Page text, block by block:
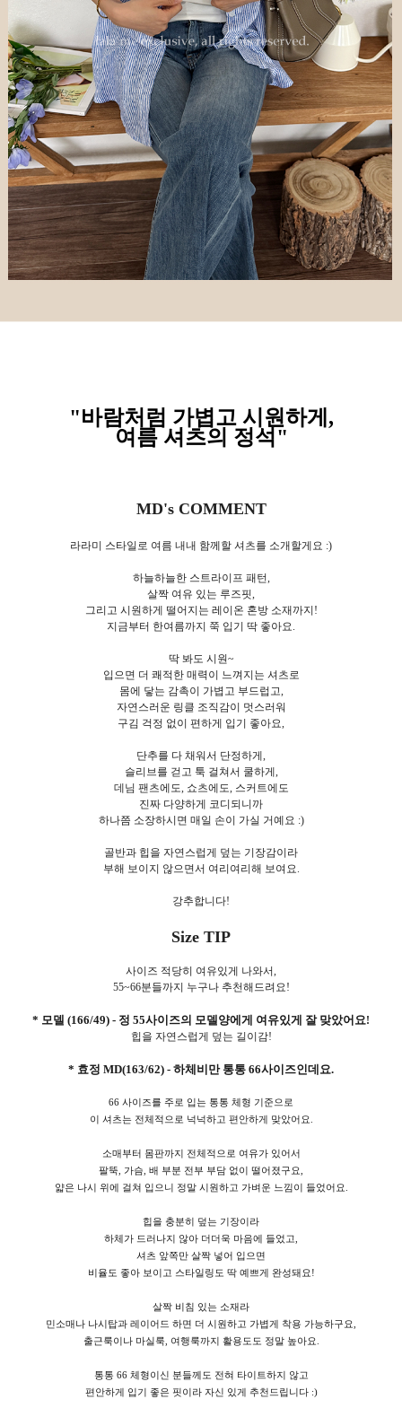
"바람처럼 가볍고 시원하게,
여름 셔츠의 정석 "
MD's COMMENT
라라미 스타일로 여름 내내 함께할 셔츠를 소개할게요 :)
하늘하늘한 스트라이프 패턴,
살짝 여유 있는 루즈핏,
그리고 시원하게 떨어지는 레이온 혼방 소재까지!
지금부터 한여름까지 쭉 입기 딱 좋아요.
딱 봐도 시원~
입으면 더 쾌적한 매력이 느껴지는 셔츠로
몸에 닿는 감촉이 가볍고 부드럽고,
자연스러운 링클 조직감이 멋스러워
구김 걱정 없이 편하게 입기 좋아요,
단추를 다 채워서 단정하게,
슬리브를 걷고 툭 걸쳐서 쿨하게,
데님 팬츠에도, 쇼츠에도, 스커트에도
진짜 다양하게 코디되니까
하나쯤 소장하시면 매일 손이 가실 거예요 :)
골반과 힙을 자연스럽게 덮는 기장감이라
부해 보이지 않으면서 여리여리해 보여요.
강추합니다!
Size TIP
사이즈 적당히 여유있게 나와서,
55~66분들까지 누구나 추천해드려요!
* 모델 (166/49) - 정 55사이즈의 모델양에게 여유있게 잘 맞았어요!
힙을 자연스럽게 덮는 길이감!
* 효정 MD(163/62) - 하체비만 통통 66사이즈인데요.
66 사이즈를 주로 입는 통통 체형 기준으로
이 셔츠는 전체적으로 넉넉하고 편안하게 맞았어요.
소매부터 몸판까지 전체적으로 여유가 있어서
팔뚝, 가슴, 배 부분 전부 부담 없이 떨어졌구요,
얇은 나시 위에 걸쳐 입으니 정말 시원하고 가벼운 느낌이 들었어요.
힙을 충분히 덮는 기장이라
하체가 드러나지 않아 더더욱 마음에 들었고,
셔츠 앞쪽만 살짝 넣어 입으면
비율도 좋아 보이고 스타일링도 딱 예쁘게 완성돼요!
살짝 비침 있는 소재라
민소매나 나시탑과 레이어드 하면 더 시원하고 가볍게 착용 가능하구요,
출근룩이나 마실룩, 여행룩까지 활용도도 정말 높아요.
통통 66 체형이신 분들께도 전혀 타이트하지 않고
편안하게 입기 좋은 핏이라 자신 있게 추천드립니다 :)